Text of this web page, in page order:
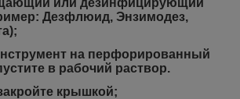
или дезинфицирующий
Дезфлюид, Энзимодез,
на перфорированный
в рабочий раствор.
крышкой;